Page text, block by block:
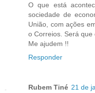
O que está
sociedade de
União, com ações
o Correios. Será
Me ajudem !!
Responder
Rubem Tiné 21 de